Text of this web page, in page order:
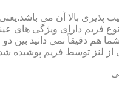
بالا آن می
نوع فریم دارای ویژگی
هم دقیقاً نمی دانید بین
از لنز توسط فریم پوشیده